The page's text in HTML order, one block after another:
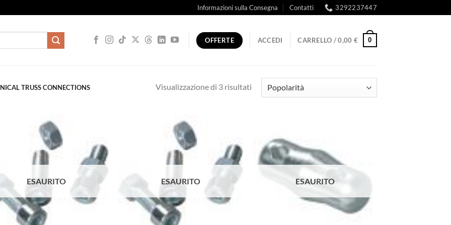
Informazioni sulla Consegna Contatti 3292237447
OFFERTE ACCEDI CARRELLO /0,00 € 0
TRUSS CONNECTIONS Visualizzazione di 3 risultatiPopolarità
ESAURITO ESAURITO ESAURITO